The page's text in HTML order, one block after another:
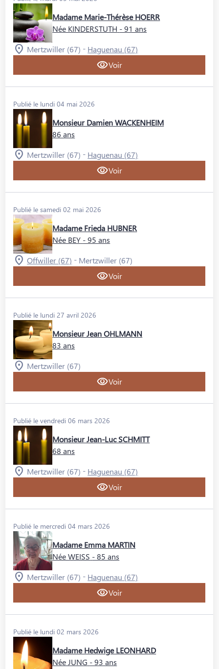
Madame Marie-Thérèse HOERR
Née KINDERSTUTH - 91 ans
Mertzwiller (67) - Haguenau (67)
Voir
Publié le lundi 04 mai 2026
Monsieur Damien WACKENHEIM
86 ans
Mertzwiller (67) - Haguenau (67)
Voir
Publié le samedi 02 mai 2026
Madame Frieda HUBNER
Née BEY - 95 ans
Offwiller (67) - Mertzwiller (67)
Voir
Publié le lundi 27 avril 2026
Monsieur Jean OHLMANN
83 ans
Mertzwiller (67)
Voir
Publié le vendredi 06 mars 2026
Monsieur Jean-Luc SCHMITT
68 ans
Mertzwiller (67) - Haguenau (67)
Voir
Publié le mercredi 04 mars 2026
Madame Emma MARTIN
Née WEISS - 85 ans
Mertzwiller (67) - Haguenau (67)
Voir
Publié le lundi 02 mars 2026
Madame Hedwige LEONHARD
Née JUNG - 93 ans